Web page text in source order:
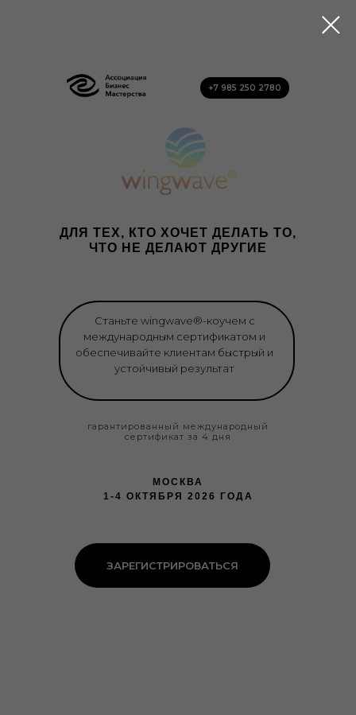
ДЛЯ ТЕХ, КТО ХОЧЕТ ДЕЛАТЬ ТО,
ЧТО НЕ ДЕЛАЮТ ДРУГИЕ
МОСКВА
1-4 ОКТЯБРЯ 2026 ГОДА
ЗАРЕГИСТРИРОВАТЬСЯ
Станьте wingwave®-коучем с
международным сертификатом и
обеспечивайте клиентам быстрый и
устойчивый результат
гарантированный международный
сертификат за 4 дня
+7 985 250 2780